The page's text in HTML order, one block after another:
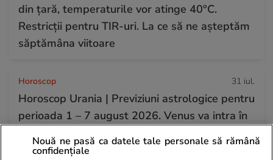
din țară, temperaturile vor atinge 40°C.
Restricții pentru TIR-uri. La ce să ne așteptăm
săptămâna viitoare
Horoscop 31 iul.
Horoscop Urania | Previziuni astrologice pentru
perioada 1 – 7 august 2026. Venus va intra în
Nouă ne pasă ca datele tale personale să rămână
confidențiale